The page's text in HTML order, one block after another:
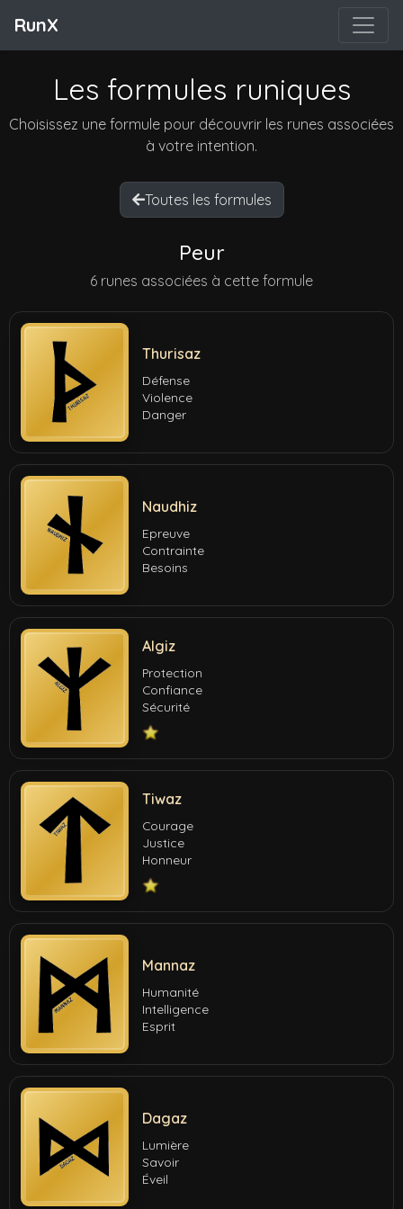
RunX
Les formules runiques
Choisissez une formule pour découvrir les runes associées
à votre intention.
Toutes les formules
Peur
6 runes associées à cette formule
Thurisaz
Défense
Violence
Danger
Naudhiz
Epreuve
Contrainte
Besoins
Algiz
Protection
Confiance
Sécurité
Tiwaz
Courage
Justice
Honneur
Mannaz
Humanité
Intelligence
Esprit
Dagaz
Lumière
Savoir
Éveil